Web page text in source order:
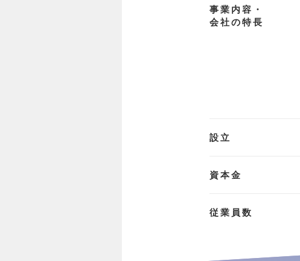
事業内容・
会社の特長
設立
資本金
従業員数